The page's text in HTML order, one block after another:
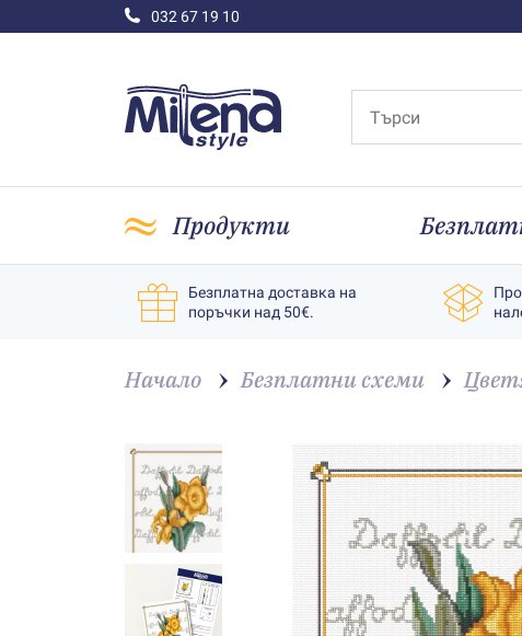
032 67 19 10
Продукти
Безплатна доставка на
поръчки над 50€.
Начало Безплатни схеми